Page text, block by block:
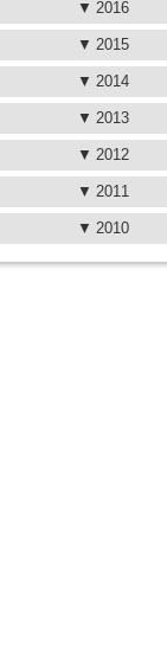
2016
2015
2014
2013
2012
2011
2010